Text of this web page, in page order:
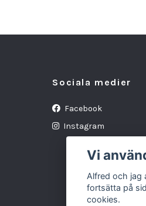
Sociala medier
Facebook
Instagram
Vi
Alfred och jag
fortsätta på
cookies.